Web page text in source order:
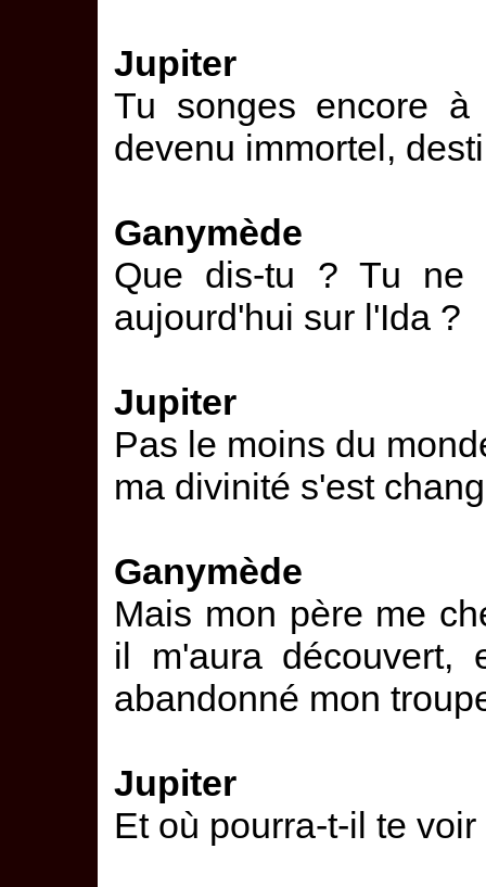
Jupiter
Tu songes encore
devenu immortel,
Ganymède
Que dis-tu ? Tu ne
aujourd'hui sur l'Ida ?
Jupiter
Pas le moins du
ma divinité s'est
Ganymède
Mais mon père me
il m'aura découvert,
abandonné mon
Jupiter
Et où pourra-t-il te voir